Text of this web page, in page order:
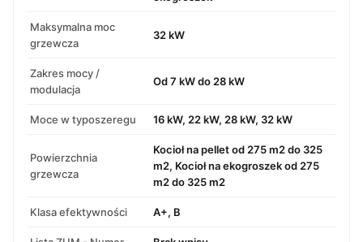
Maksymalna moc
grzewcza
32 kW
Zakres mocy /
modulacja
Od 7 kW do 28 kW
Moce w typoszeregu 16 kW, 22 kW, 28 kW, 32 kW
Powierzchnia
grzewcza
Kocioł na pellet od 275 m2 do 325
m2, Kocioł na ekogroszek od 275
m2 do 325 m2
Klasa efektywności A+, B